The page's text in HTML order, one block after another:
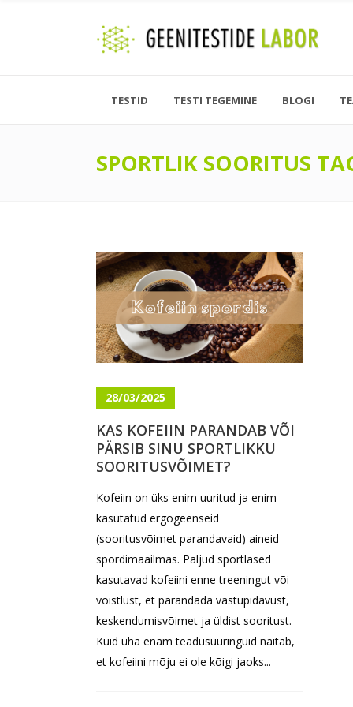
TESTID TESTI TEGEMINE BLOGI
SPORTLIK SOORITUS
28/03/2025
KAS KOFEIIN PARANDAB VÕI
PÄRSIB SINU SPORTLIKKU
SOORITUSVÕIMET?
Kofeiin on üks enim uuritud ja enim
kasutatud ergogeenseid
(sooritusvõimet parandavaid) aineid
spordimaailmas. Paljud sportlased
kasutavad kofeiini enne treeningut või
võistlust, et parandada vastupidavust,
keskendumisvõimet ja üldist sooritust.
Kuid üha enam teadusuuringuid näitab,
et kofeiini mõju ei ole kõigi jaoks...